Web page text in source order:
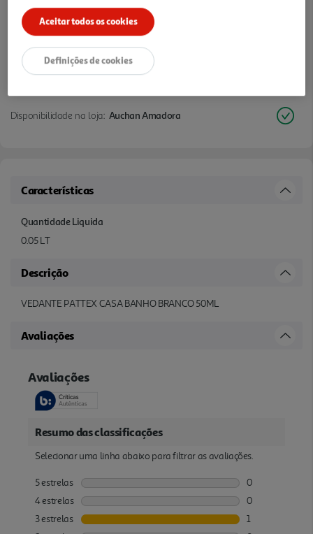
Notas de preparação
Disponibilidade na loja: Auchan Amadora
Características
Quantidade Liquida
0.05 LT
Descrição
VEDANTE PATTEX CASA BANHO BRANCO 50ML
Avaliações
Aceitar todos os cookies
Definições de cookies